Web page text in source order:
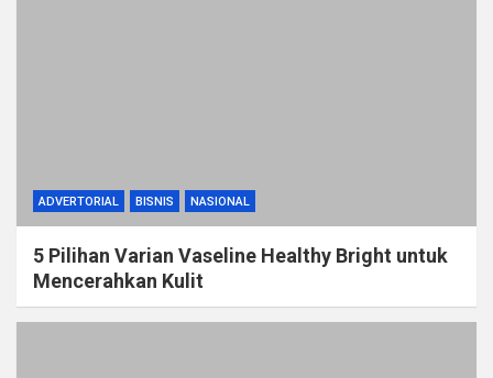
ADVERTORIAL BISNIS NASIONAL
5 Pilihan Varian Vaseline Healthy Bright untuk
Mencerahkan Kulit